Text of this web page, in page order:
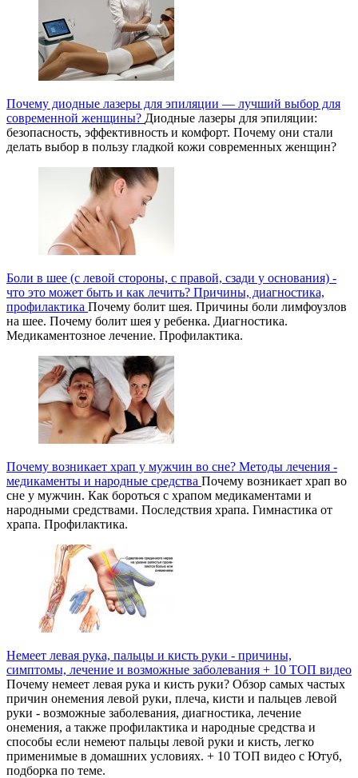
Почему диодные лазеры для эпиляции — лучший выбор для
современной женщины? Диодные лазеры для эпиляции:
безопасность, эффективность и комфорт. Почему они стали
делать выбор в пользу гладкой кожи современных женщин?
Боли в шее (с левой стороны, с правой, сзади у основания) -
что это может быть и как лечить? Причины, диагностика,
профилактика Почему болит шея. Причины боли лимфоузлов
на шее. Почему болит шея у ребенка. Диагностика.
Медикаментозное лечение. Профилактика.
Почему возникает храп у мужчин во сне? Методы лечения -
медикаменты и народные средства Почему возникает храп во
сне у мужчин. Как бороться с храпом медикаментами и
народными средствами. Последствия храпа. Гимнастика от
храпа. Профилактика.
Немеет левая рука, пальцы и кисть руки - причины,
симптомы, лечение и возможные заболевания + 10 ТОП видео
Почему немеет левая рука и кисть руки? Обзор самых частых
причин онемения левой руки, плеча, кисти и пальцев левой
руки - возможные заболевания, диагностика, лечение
онемения, а также профилактика и народные средства и
способы если немеют пальцы левой руки и кисть, легко
применимые в домашних условиях. + 10 ТОП видео с Ютуб,
подборка по теме.